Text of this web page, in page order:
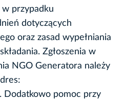
przypadku
dotyczących
oraz zasad wypełniania
Zgłoszenia w
NGO Generatora należy
. Dodatkowo pomoc przy